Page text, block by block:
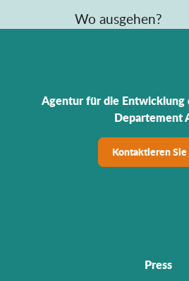
Wo ausgehen?
Agentur für die Entwicklung
Departement
Kontaktieren Sie
Press